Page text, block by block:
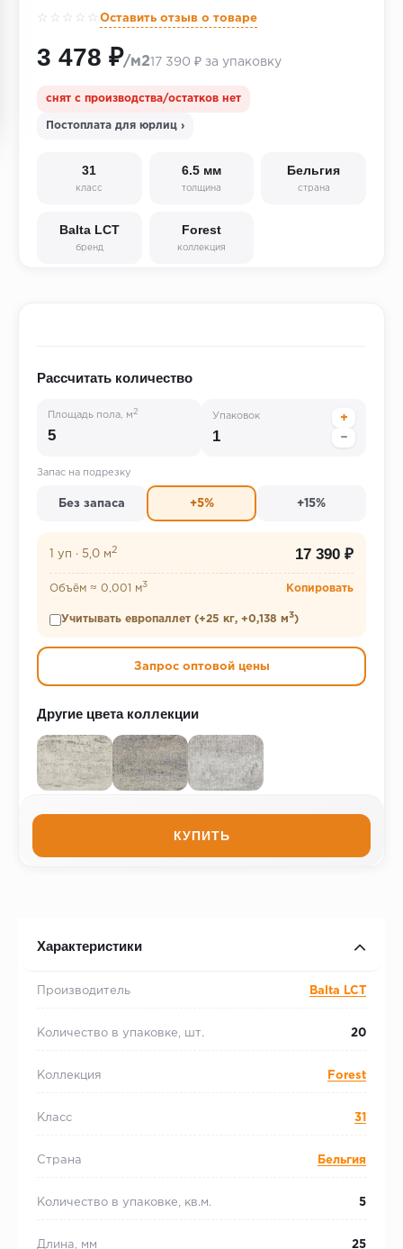
☆☆☆☆☆ Оставить отзыв о товаре
3 478 ₽/м217 390 ₽ за упаковку
снят с производства/остатков нет
Постоплата для юрлиц ›
31
класс
6.5 мм
толщина
Бельгия
страна
Balta LCT
бренд
Forest
коллекция
Рассчитать количество
Площадь пола, м 2
Упаковок
+
−
Запас на подрезку
Без запаса +5% +15%
1 уп · 5,0 м 2 17 390 ₽
Объём ≈ 0,001 м3 Копировать
Учитывать европаллет (+25 кг, +0,138 м3)
Запрос оптовой цены
Другие цвета коллекции
КУПИТЬ
Характеристики
Производитель Balta LCT
Количество в упаковке, шт. 20
Коллекция Forest
Класс 31
Страна Бельгия
Количество в упаковке, кв.м. 5
Длина, мм 25